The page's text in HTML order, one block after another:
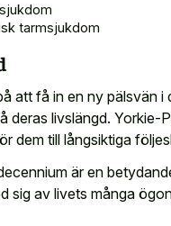
tarmsjukdom
att få in en ny pälsvän i
deras livslängd. Yorkie-
dem till långsiktiga
är en
sig av livets många